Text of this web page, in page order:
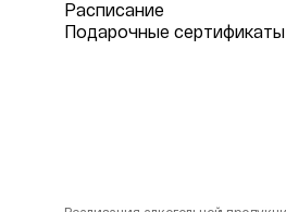
Расписание
Подарочные сертификаты